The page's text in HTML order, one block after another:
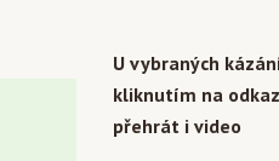
U vybraných
kliknutím na
přehrát i video